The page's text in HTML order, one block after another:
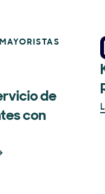
de
con